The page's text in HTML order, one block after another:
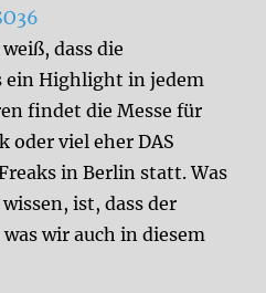
dass die
ein Highlight in jedem
findet die Messe für
oder viel eher DAS
in Berlin statt. Was
ist, dass der
wir auch in diesem